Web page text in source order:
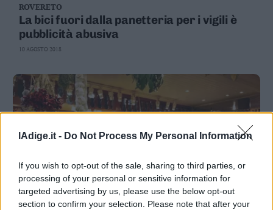
lAdige.it - Do Not Process My Personal Information
If you wish to opt-out of the sale, sharing to third parties, or
processing of your personal or sensitive information for
targeted advertising by us, please use the below opt-out
section to confirm your selection. Please note that after your
ROVERETO
La bici fuori dalla panetteria per i vigili è
pubblicità abusiva
10 AGOSTO 2018